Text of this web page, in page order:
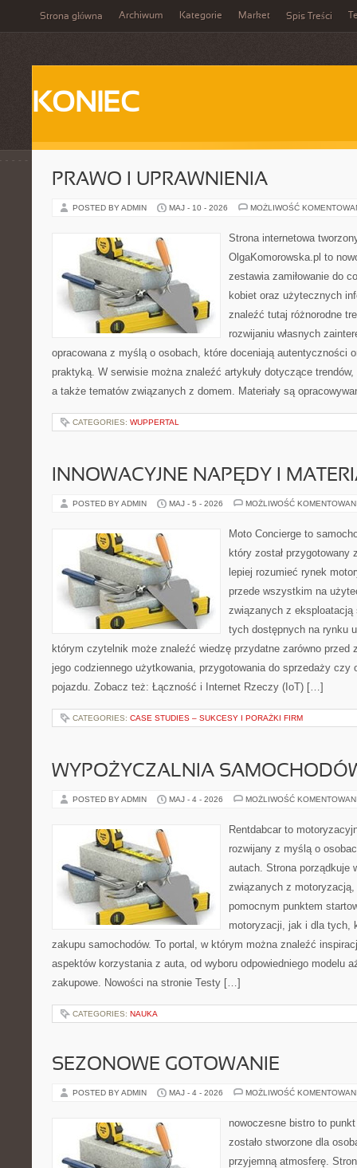
Strona główna Archiwum Kategorie Market Spis Treści
KONIEC
PRAWO I UPRAWNIENIA
POSTED BY ADMIN MAJ - 10 - 2026 MOŻLIWOŚĆ
Strona internetowa
OlgaKomorowska.pl to
zestawia zamiłowanie do
kobiet oraz użytecznych
znaleźć tutaj różnorodne
rozwijaniu własnych
opracowana z myślą o osobach, które doceniają autentyczności
praktyką. W serwisie można znaleźć artykuły dotyczące
a także tematów związanych z domem. Materiały są
CATEGORIES: WUPPERTAL
INNOWACYJNE NAPĘDY I
POSTED BY ADMIN MAJ - 5 - 2026 MOŻLIWOŚĆ
Moto Concierge to
który został
lepiej rozumieć rynek
przede wszystkim na
związanych z eksploatacją
tych dostępnych na rynku
którym czytelnik może znaleźć wiedzę przydatne zarówno przed
jego codziennego użytkowania, przygotowania do sprzedaży czy
pojazdu. Zobacz też: Łączność i Internet Rzeczy (IoT) […]
CATEGORIES: CASE STUDIES – SUKCESY I PORAŻKI FIRM
WYPOŻYCZALNIA
POSTED BY ADMIN MAJ - 4 - 2026 MOŻLIWOŚĆ
Rentdabcar to
rozwijany z myślą o
autach. Strona porządkuje
związanych z
pomocnym punktem
motoryzacji, jak i dla tych,
zakupu samochodów. To portal, w którym można znaleźć
aspektów korzystania z auta, od wyboru odpowiedniego modelu
zakupowe. Nowości na stronie Testy […]
CATEGORIES: NAUKA
SEZONOWE GOTOWANIE
POSTED BY ADMIN MAJ - 4 - 2026 MOŻLIWOŚĆ
nowoczesne bistro to
zostało stworzone dla
przyjemną atmosferę.